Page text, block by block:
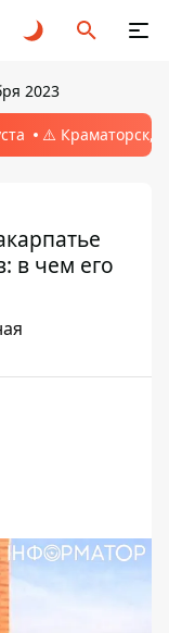
2023
⚠️ Краматорск,
в чем его